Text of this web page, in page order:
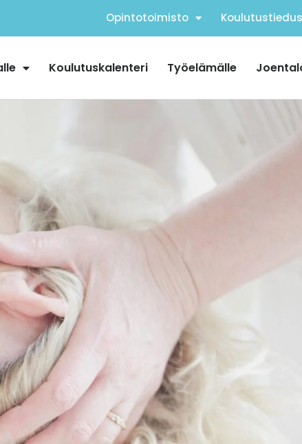
Opintotoimisto
Koulutuskalenteri Työelämälle